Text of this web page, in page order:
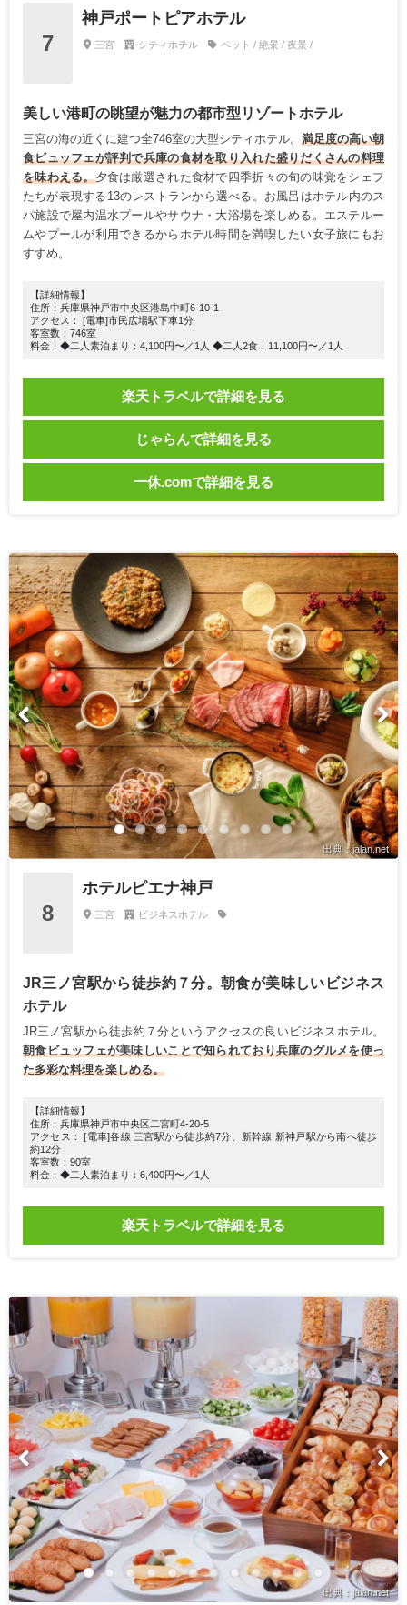
7
神戸ポートピアホテル
三宮 シティホテル ペット / 絶景 / 夜景 /
美しい港町の眺望が魅力の都市型リゾートホテル
三宮の海の近くに建つ全746室の大型シティホテル。満足度の高い朝
食ビュッフェが評判で兵庫の食材を取り入れた盛りだくさんの料理
を味わえる。夕食は厳選された食材で四季折々の旬の味覚をシェフ
たちが表現する13のレストランから選べる。お風呂はホテル内のス
パ施設で屋内温水プールやサウナ・大浴場を楽しめる。エステルー
ムやプールが利用できるからホテル時間を満喫したい女子旅にもお
すすめ。
【詳細情報】
住所：兵庫県神戸市中央区港島中町6-10-1
アクセス： [電車]市民広場駅下車1分
客室数：746室
料金：◆二人素泊まり：4,100円〜／1人 ◆二人2食：11,100円〜／1人
楽天トラベルで詳細を見る
じゃらんで詳細を見る
一休.comで詳細を見る
出典：jalan.net
8
ホテルピエナ神戸
三宮 ビジネスホテル
JR三ノ宮駅から徒歩約７分。朝食が美味しいビジネス
ホテル
JR三ノ宮駅から徒歩約７分というアクセスの良いビジネスホテル。
朝食ビュッフェが美味しいことで知られており兵庫のグルメを使っ
た多彩な料理を楽しめる。
【詳細情報】
住所：兵庫県神戸市中央区二宮町4-20-5
アクセス： [電車]各線 三宮駅から徒歩約7分、新幹線 新神戸駅から南へ徒歩
約12分
客室数：90室
料金：◆二人素泊まり：6,400円〜／1人
楽天トラベルで詳細を見る
出典：jalan.net